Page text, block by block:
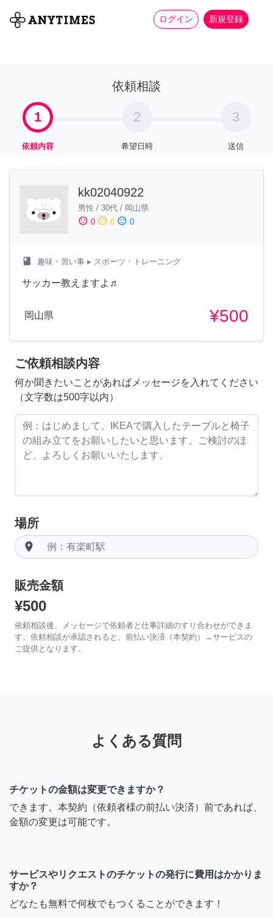
ログイン 新規登録
全て 家事 more_horiz
依頼相談
1
依頼内容
2
希望日時
3
送信
kk02040922
男性 / 30代 / 岡山県
sentiment_satisfied 0 sentiment_neutral 0 sentiment_dissatisfied 0
class 趣味・習い事 ▸ スポーツ・トレーニング
サッカー教えますよ♬
岡山県 ¥500
ご依頼相談内容
何か聞きたいことがあればメッセージを入れてください
（文字数は500字以内）
場所
room
販売金額
¥500
依頼相談後、メッセージで依頼者と仕事詳細のすり合わせができま
す。依頼相談が承認されると、前払い決済（本契約）→サービスの
ご提供となります。
よくある質問
チケットの金額は変更できますか？
できます。本契約（依頼者様の前払い決済）前であれば、
金額の変更は可能です。
サービスやリクエストのチケットの発行に費用はかかりま
すか？
どなたも無料で何枚でもつくることができます！